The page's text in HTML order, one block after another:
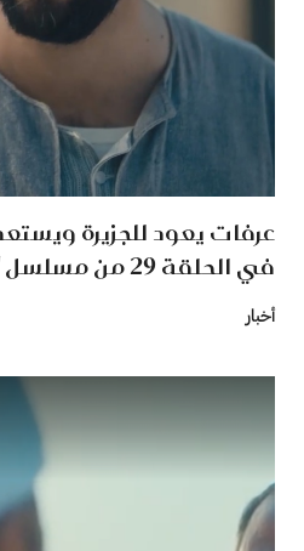
عرفات يعود للجزيرة
في الحلقة 29 من مسلسل "جزيرة غمام"
أخبار